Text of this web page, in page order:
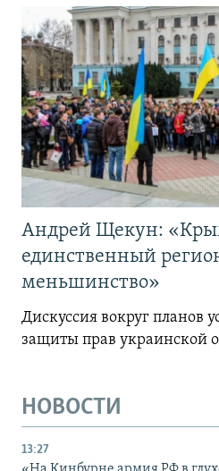
Андрей Щекун:
единственный
меньшинство»
Дискуссия вокруг планов
защиты прав
НОВОСТИ
13:27